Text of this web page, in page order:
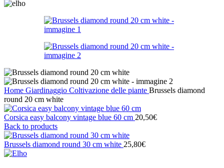
Home Giardinaggio Coltivazione delle piante Brussels diamond
round 20 cm white
Corsica easy balcony vintage blue 60 cm 20,50€
Back to products
Brussels diamond round 30 cm white 25,80€